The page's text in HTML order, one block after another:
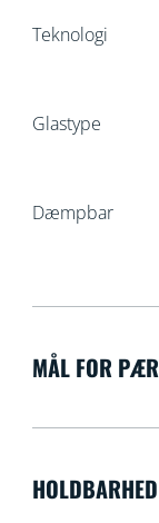
Teknologi
Glastype
Dæmpbar
MÅL FOR
HOLDBARHED